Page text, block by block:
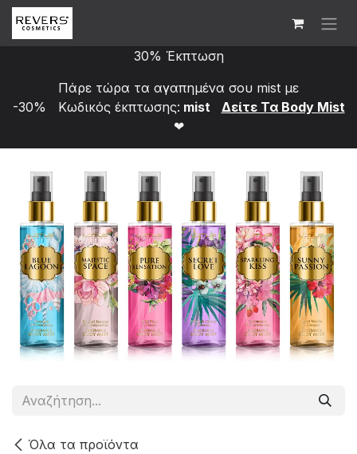
Skip to Content
30% Έκπτωση
Πάρε τώρα τα αγαπημένα σου mist με
-30% Κωδικός έκπτωσης: mist
Δείτε Τα Bod​y Mist
❤
Όλα τα προϊόντα